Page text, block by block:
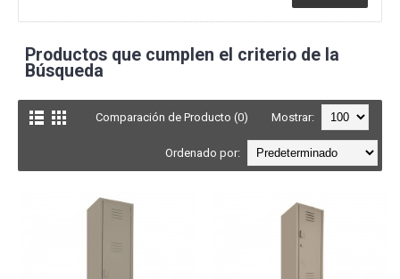
Productos que cumplen el criterio de la
Búsqueda
Comparación de Producto (0) Mostrar:
Ordenado por: